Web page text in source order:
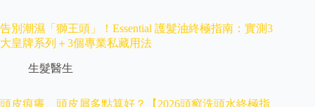
告別潮濕「獅王頭」！Essential 護髮油終極指南：實測3
大皇牌系列＋3個專業私藏用法
生髮醫生
頭皮痕癢、頭皮屑多點算好？【2026頭癬洗頭水終極指